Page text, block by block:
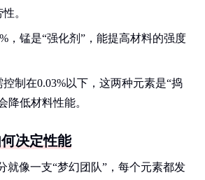
。
，锰是“强化剂”，能提高材料的强度
控制在0.03%以下，这两种元素是“捣
降低材料性能。
决定性能
就像一支“梦幻团队”，每个元素都发